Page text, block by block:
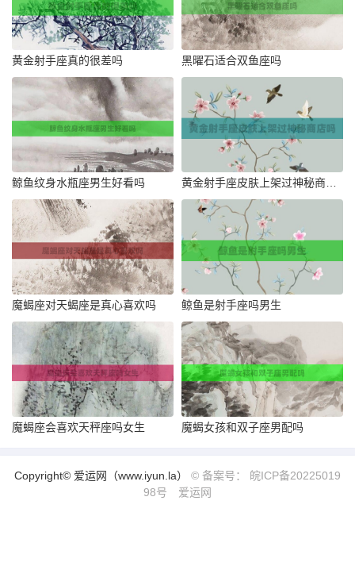
黄金射手座真的很差吗 黑曜石适合双鱼座吗
鲸鱼纹身水瓶座男生好看吗
魔蝎座对天蝎座是真心喜欢吗 鲸鱼是射手座吗男生
魔蝎座会喜欢天秤座吗女生 魔蝎女孩和双子座男配吗
Copyright© 爱运网（www.iyun.la） © 备案号： 皖ICP备20225019
98号
爱运网